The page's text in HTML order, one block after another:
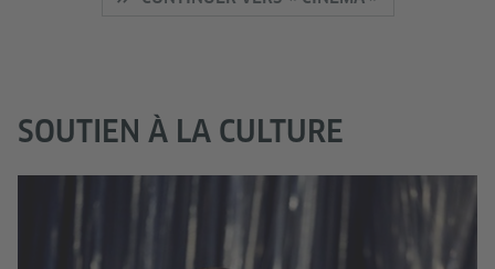
SOUTIEN À LA CULTURE